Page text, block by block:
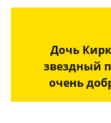
Дочь
звездный
очень